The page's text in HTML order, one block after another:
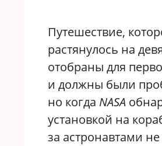
Путешествие,
растянулось на
отобраны для
и должны были
но когда NASA
установкой на
за астронавтами